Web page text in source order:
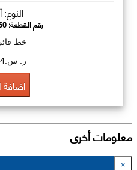
رقم القطعة:
خط
ر. س.130.54
اضافة
معلومات أخرى
×